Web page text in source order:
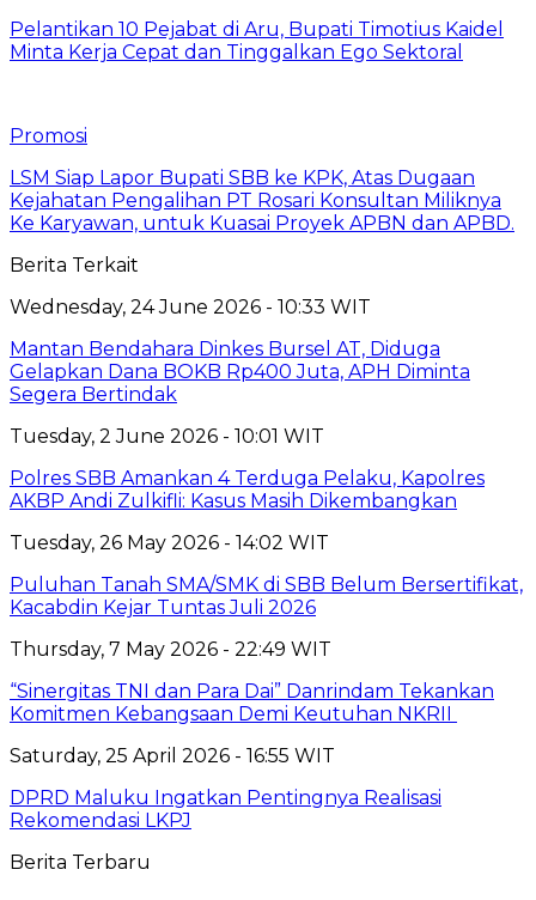
Pelantikan 10 Pejabat di Aru, Bupati Timotius Kaidel
Minta Kerja Cepat dan Tinggalkan Ego Sektoral
Promosi
LSM Siap Lapor Bupati SBB ke KPK, Atas Dugaan
Kejahatan Pengalihan PT Rosari Konsultan Miliknya
Ke Karyawan, untuk Kuasai Proyek APBN dan APBD.
Berita Terkait
Wednesday, 24 June 2026 - 10:33 WIT
Mantan Bendahara Dinkes Bursel AT, Diduga
Gelapkan Dana BOKB Rp400 Juta, APH Diminta
Segera Bertindak
Tuesday, 2 June 2026 - 10:01 WIT
Polres SBB Amankan 4 Terduga Pelaku, Kapolres
AKBP Andi Zulkifli: Kasus Masih Dikembangkan
Tuesday, 26 May 2026 - 14:02 WIT
Puluhan Tanah SMA/SMK di SBB Belum Bersertifikat,
Kacabdin Kejar Tuntas Juli 2026
Thursday, 7 May 2026 - 22:49 WIT
“Sinergitas TNI dan Para Dai” Danrindam Tekankan
Komitmen Kebangsaan Demi Keutuhan NKRII ‎
Saturday, 25 April 2026 - 16:55 WIT
DPRD Maluku Ingatkan Pentingnya Realisasi
Rekomendasi LKPJ
Berita Terbaru